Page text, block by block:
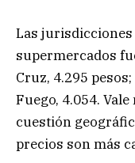
Las
supermercados
Cruz, 4.295
Fuego, 4.054.
cuestión
precios son más